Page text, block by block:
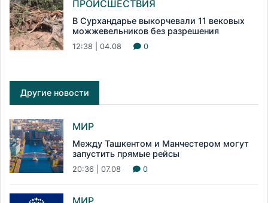
ПРОИСШЕСТВИЯ
В Сурхандарье выкорчевали 11 вековых
можжевельников без разрешения
12:38 | 04.08 0
Другие новости
МИР
Между Ташкентом и Манчестером могут
запустить прямые рейсы
20:36 | 07.08 0
МИР